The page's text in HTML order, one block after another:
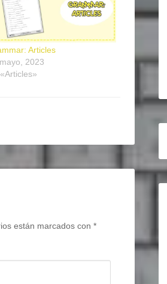
Articles
2023
están marcados con *